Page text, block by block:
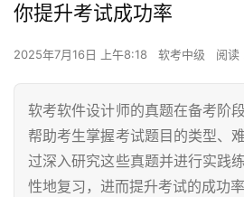
你提升考试成功率
2025年7月16日 上午8:18 软考中级 阅读
软考软件设计师的真题在备考阶
帮助考生掌握考试题目的类型、
过深入研究这些真题并进行实践
性地复习，进而提升考试的成功率